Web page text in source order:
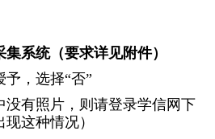
集系统（要求详见附件）
，选择“否”
没有照片，则请登录学信网下
这种情况）